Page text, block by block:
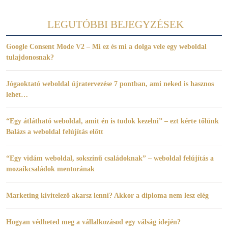
LEGUTÓBBI BEJEGYZÉSEK
Google Consent Mode V2 – Mi ez és mi a dolga vele egy weboldal
tulajdonosnak?
Jógaoktató weboldal újratervezése 7 pontban, ami neked is hasznos
lehet…
“Egy átlátható weboldal, amit én is tudok kezelni” – ezt kérte tőlünk
Balázs a weboldal felújítás előtt
“Egy vidám weboldal, sokszínű családoknak” – weboldal felújítás a
mozaikcsaládok mentorának
Marketing kivitelező akarsz lenni? Akkor a diploma nem lesz elég
Hogyan védheted meg a vállalkozásod egy válság idején?